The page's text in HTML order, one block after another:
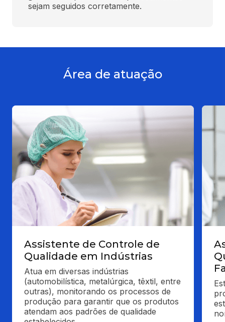
sejam seguidos corretamente.
Área de atuação
Assistente de Controle de
Qualidade em Indústrias
Atua em diversas indústrias
(automobilística, metalúrgica, têxtil, entre
outras), monitorando os processos de
produção para garantir que os produtos
atendam aos padrões de qualidade